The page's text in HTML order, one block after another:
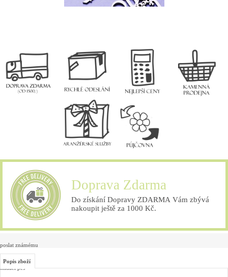
Doprava Zdarma
Do získání Dopravy ZDARMA Vám zbývá
nakoupit ještě za 1000 Kč.
poslat známému
hlídací pes
Popis zboží